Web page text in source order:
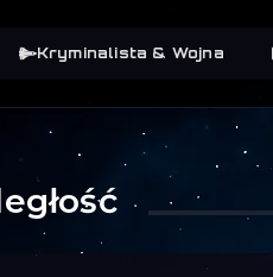
Kryminalista & Wojna